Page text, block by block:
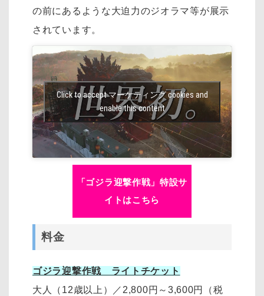
の前にあるような大迫力のジオラマ等が展示
されています。
Click to accept マーケティング cookies and
enable this content
「ゴジラ迎撃作戦」特設サ
イトはこちら
料金
ゴジラ迎撃作戦 ライトチケット
大人（12歳以上）
／ 2,800円～3,600円
（税